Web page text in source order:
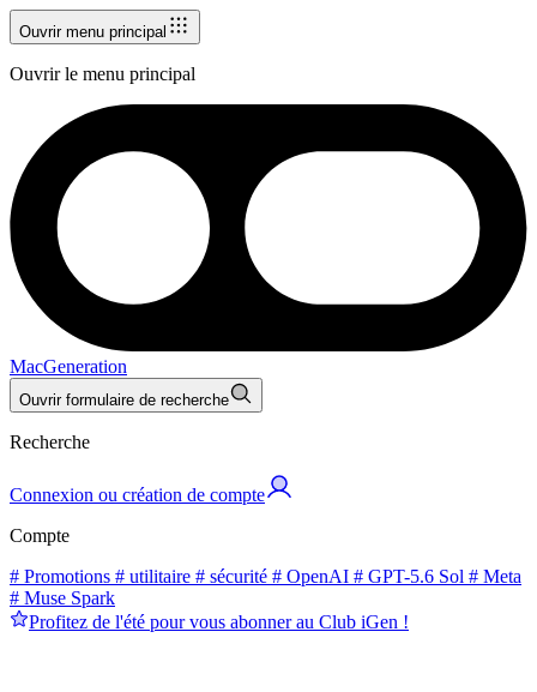
Ouvrir menu principal
Ouvrir le menu principal
MacGeneration
Ouvrir formulaire de recherche
Recherche
Connexion ou création de compte
Compte
# Promotions # utilitaire # sécurité # OpenAI # GPT-5.6 Sol # Meta
# Muse Spark
Profitez de l'été pour vous abonner au Club iGen !